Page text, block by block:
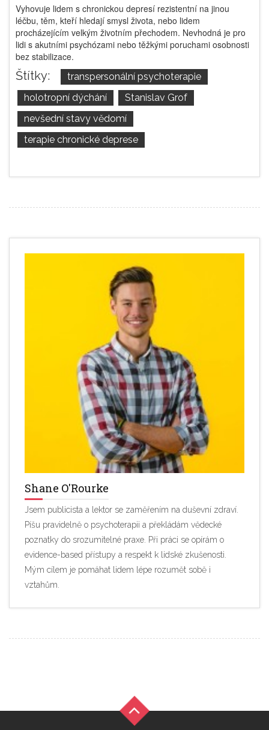
Vyhovuje lidem s chronickou depresí rezistentní na jinou
léčbu, těm, kteří hledají smysl života, nebo lidem
procházejícím velkým životním přechodem. Nevhodná je pro
lidi s akutními psychózami nebo těžkými poruchami osobnosti
bez stabilizace.
Štítky:
transpersonální psychoterapie
holotropní dýchání
Stanislav Grof
nevšední stavy vědomí
terapie chronické deprese
Shane O'Rourke
Jsem publicista a lektor se zaměřením na duševní zdraví.
Píšu pravidelně o psychoterapii a překládám vědecké
poznatky do srozumitelné praxe. Při práci se opírám o
evidence-based přístupy a respekt k lidské zkušenosti.
Mým cílem je pomáhat lidem lépe rozumět sobě i
vztahům.